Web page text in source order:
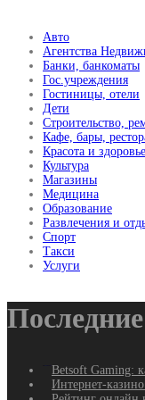
Авто
Агентства
Банки, банкоматы
Гос.учреждения
Гостиницы, отели
Дети
Строительство,
Кафе, бары,
Красота и здоровье
Культура
Магазины
Медицина
Образование
Развлечения и
Спорт
Такси
Услуги
Betsoft Gaming:
Интернет-